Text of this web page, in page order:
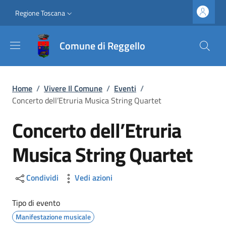
Slim top
Regione Toscana
Comune di Reggello
Briciole di pane
Home / Vivere Il Comune / Eventi /
Concerto dell’Etruria Musica String Quartet
Concerto dell’Etruria
Musica String Quartet
Condividi Vedi azioni
Tipo di evento
Manifestazione musicale